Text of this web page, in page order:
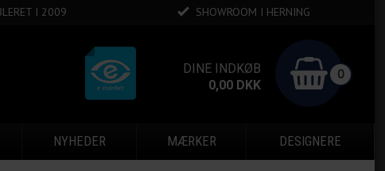
I 2009 SHOWROOM I HERNING
DINE INDKØB 0
0,00 DKK
NYHEDER MÆRKER DESIGNERE